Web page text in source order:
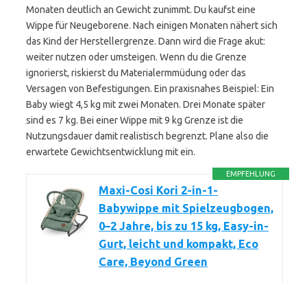
Monaten deutlich an Gewicht zunimmt. Du kaufst eine
Wippe für Neugeborene. Nach einigen Monaten nähert sich
das Kind der Herstellergrenze. Dann wird die Frage akut:
weiter nutzen oder umsteigen. Wenn du die Grenze
ignorierst, riskierst du Materialermmüdung oder das
Versagen von Befestigungen. Ein praxisnahes Beispiel: Ein
Baby wiegt 4,5 kg mit zwei Monaten. Drei Monate später
sind es 7 kg. Bei einer Wippe mit 9 kg Grenze ist die
Nutzungsdauer damit realistisch begrenzt. Plane also die
erwartete Gewichtsentwicklung mit ein.
EMPFEHLUNG
Maxi-Cosi Kori 2-in-1-
Babywippe mit Spielzeugbogen,
0–2 Jahre, bis zu 15 kg, Easy-in-
Gurt, leicht und kompakt, Eco
Care, Beyond Green